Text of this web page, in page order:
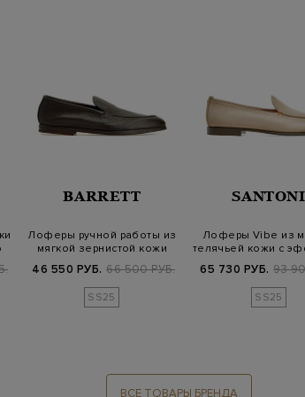
BARRETT
Лоферы ручной работы из
мягкой зернистой кожи
46 550 РУБ. 66 500 РУБ.
SS25
SANTONI
Лоферы Vibe из
телячьей кожи с
65 730 РУБ. 93
SS25
ВСЕ ТОВАРЫ БРЕНДА